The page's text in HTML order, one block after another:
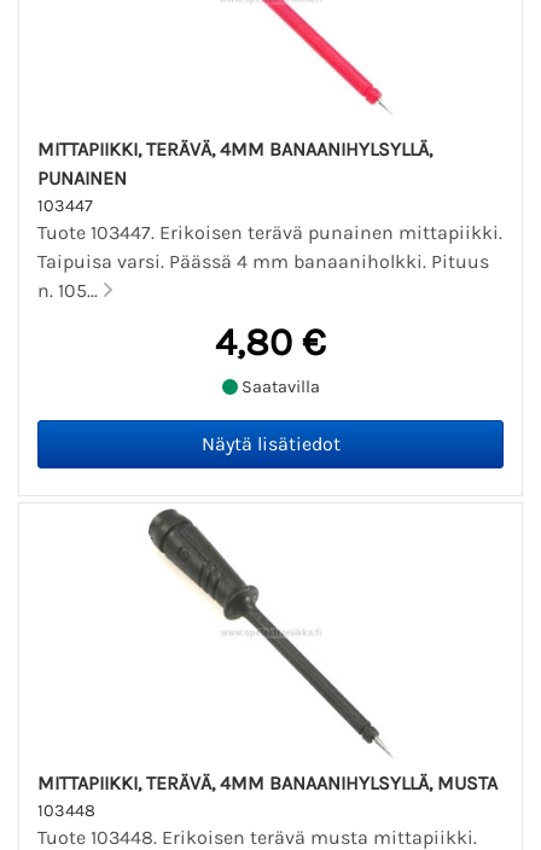
MITTAPIIKKI, TERÄVÄ, 4MM BANAANIHYLSYLLÄ,
PUNAINEN
103447
Tuote 103447. Erikoisen terävä punainen mittapiikki.
Taipuisa varsi. Päässä 4 mm banaaniholkki. Pituus
n. 105...
4,80 €
Saatavilla
MITTAPIIKKI, TERÄVÄ, 4MM BANAANIHYLSYLLÄ, MUSTA
103448
Tuote 103448. Erikoisen terävä musta mittapiikki.